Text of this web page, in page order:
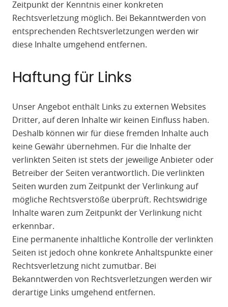
Zeitpunkt der Kenntnis einer konkreten
Rechtsverletzung möglich. Bei Bekanntwerden von
entsprechenden Rechtsverletzungen werden wir
diese Inhalte umgehend entfernen.
Haftung für Links
Unser Angebot enthält Links zu externen Websites
Dritter, auf deren Inhalte wir keinen Einfluss haben.
Deshalb können wir für diese fremden Inhalte auch
keine Gewähr übernehmen. Für die Inhalte der
verlinkten Seiten ist stets der jeweilige Anbieter oder
Betreiber der Seiten verantwortlich. Die verlinkten
Seiten wurden zum Zeitpunkt der Verlinkung auf
mögliche Rechtsverstöße überprüft. Rechtswidrige
Inhalte waren zum Zeitpunkt der Verlinkung nicht
erkennbar.
Eine permanente inhaltliche Kontrolle der verlinkten
Seiten ist jedoch ohne konkrete Anhaltspunkte einer
Rechtsverletzung nicht zumutbar. Bei
Bekanntwerden von Rechtsverletzungen werden wir
derartige Links umgehend entfernen.